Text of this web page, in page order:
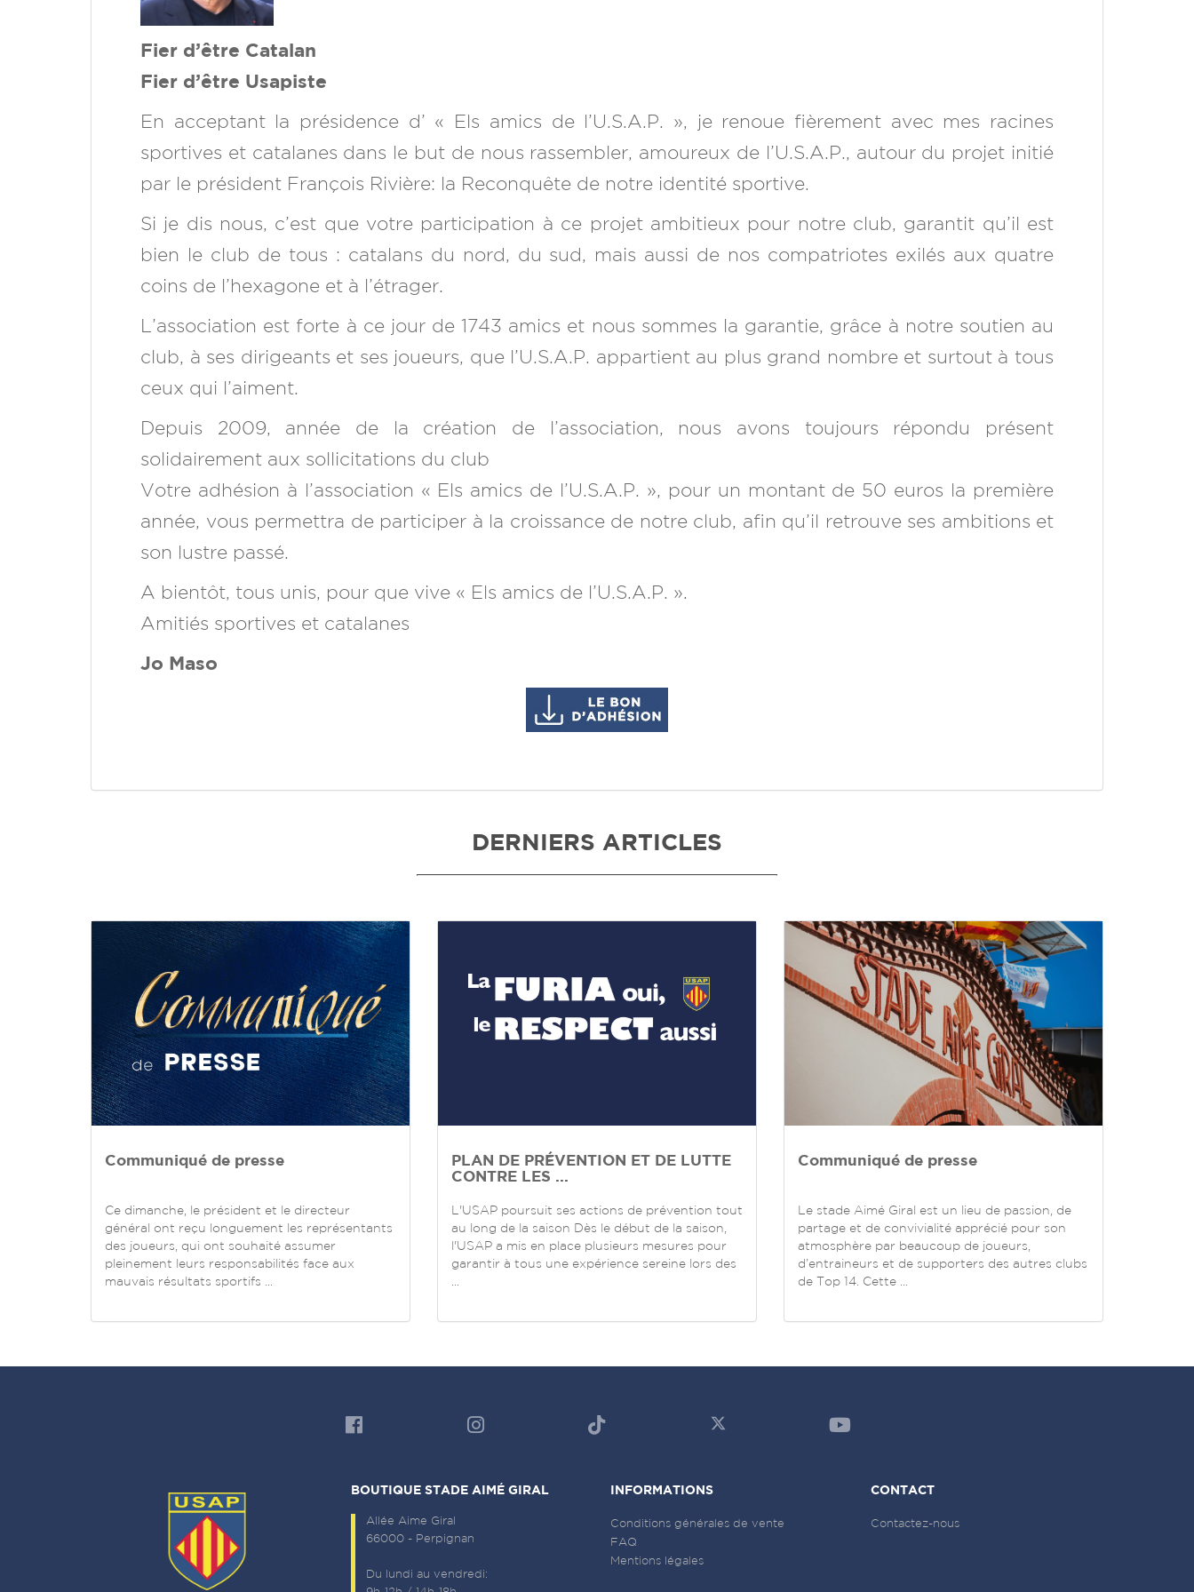
Fier d’être Catalan
Fier d’être Usapiste
En acceptant la présidence d’ « Els amics de l’U.S.A.P. », je renoue fièrement avec mes racines
sportives et catalanes dans le but de nous rassembler, amoureux de l’U.S.A.P., autour du projet initié
par le président François Rivière: la Reconquête de notre identité sportive.
Si je dis nous, c’est que votre participation à ce projet ambitieux pour notre club, garantit qu’il est
bien le club de tous : catalans du nord, du sud, mais aussi de nos compatriotes exilés aux quatre
coins de l’hexagone et à l’étrager.
L’association est forte à ce jour de 1743 amics et nous sommes la garantie, grâce à notre soutien au
club, à ses dirigeants et ses joueurs, que l’U.S.A.P. appartient au plus grand nombre et surtout à tous
ceux qui l’aiment.
Depuis 2009, année de la création de l’association, nous avons toujours répondu présent
solidairement aux sollicitations du club
Votre adhésion à l’association « Els amics de l’U.S.A.P. », pour un montant de 50 euros la première
année, vous permettra de participer à la croissance de notre club, afin qu’il retrouve ses ambitions et
son lustre passé.
A bientôt, tous unis, pour que vive « Els amics de l’U.S.A.P. ».
Amitiés sportives et catalanes
Jo Maso
DERNIERS ARTICLES
Communiqué de presse
Ce dimanche, le président et le directeur
général ont reçu longuement les représentants
des joueurs, qui ont souhaité assumer
pleinement leurs responsabilités face aux
mauvais résultats sportifs ...
PLAN DE PRÉVENTION ET DE LUTTE
CONTRE LES ...
L'USAP poursuit ses actions de prévention tout
au long de la saison Dès le début de la saison,
l'USAP a mis en place plusieurs mesures pour
garantir à tous une expérience sereine lors des
...
Communiqué de presse
Le stade Aimé Giral est un lieu de passion, de
partage et de convivialité apprécié pour son
atmosphère par beaucoup de joueurs,
d’entraineurs et de supporters des autres clubs
de Top 14. Cette ...
BOUTIQUE STADE AIMÉ GIRAL
Allée Aime Giral
66000 - Perpignan
Du lundi au vendredi:
INFORMATIONS
Conditions générales de vente
FAQ
Mentions légales
CONTACT
Contactez-nous